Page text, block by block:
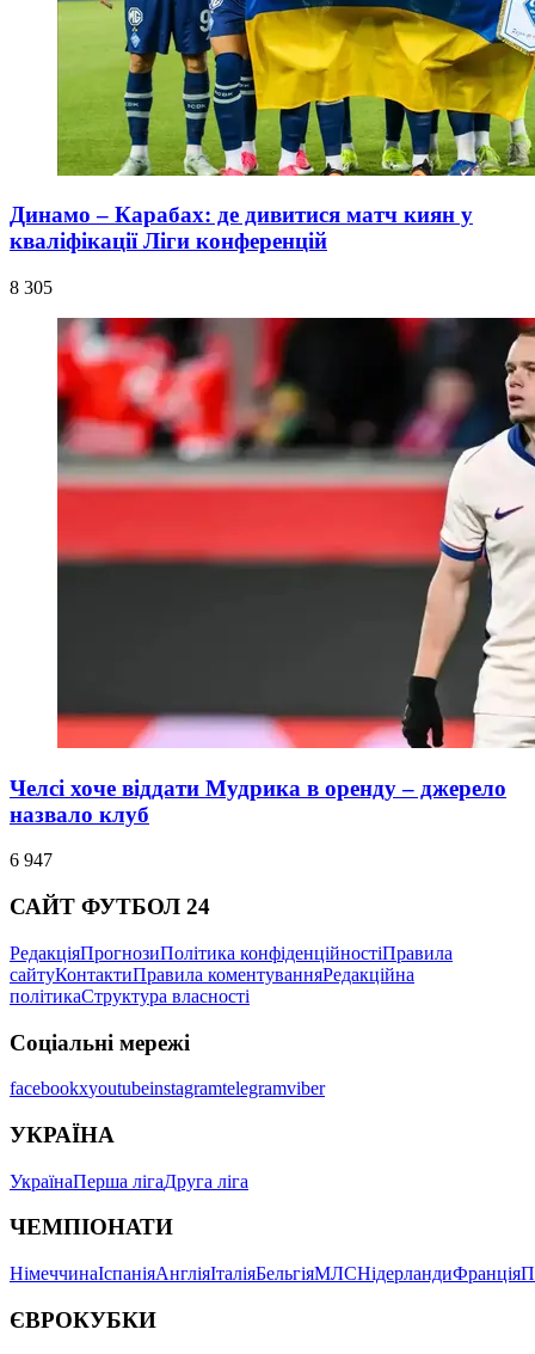
Динамо – Карабах: де дивитися матч киян у
кваліфікації Ліги конференцій
8 305
Челсі хоче віддати Мудрика в оренду – джерело
назвало клуб
6 947
САЙТ ФУТБОЛ 24
РедакціяПрогнозиПолітика конфіденційностіПравила
сайтуКонтактиПравила коментуванняРедакційна
політикаСтруктура власності
Соціальні мережі
facebookxyoutubeinstagramtelegramviber
УКРАЇНА
УкраїнаПерша лігаДруга ліга
ЧЕМПІОНАТИ
НімеччинаІспаніяАнгліяІталіяБельгіяМЛСНідерландиФранція
ЄВРОКУБКИ